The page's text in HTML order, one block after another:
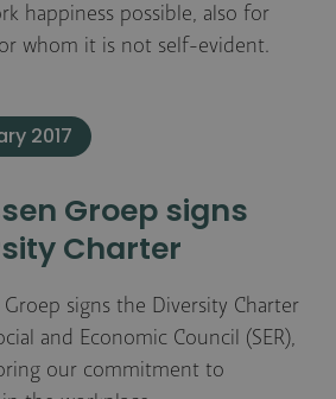
happiness possible, also for
whom it is not self-evident.
2017
Groep signs
Charter
Groep signs the Diversity Charter
and Economic Council (SER),
our commitment to